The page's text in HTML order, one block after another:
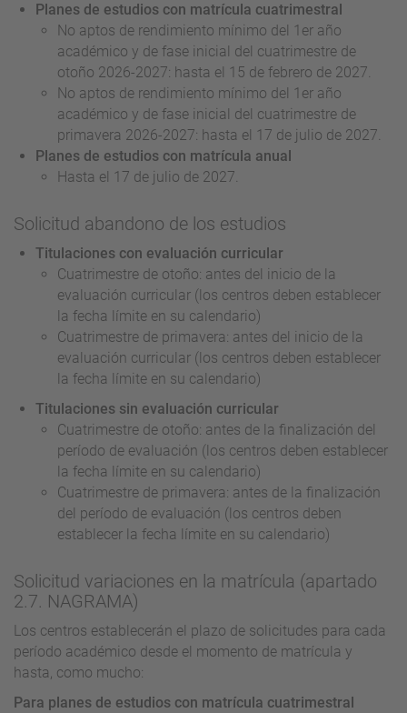
Planes de estudios con matrícula cuatrimestral
No aptos de rendimiento mínimo del 1er año
académico y de fase inicial del cuatrimestre de
otoño 2026-2027: hasta el 15 de febrero de 2027.
No aptos de rendimiento mínimo del 1er año
académico y de fase inicial del cuatrimestre de
primavera 2026-2027: hasta el 17 de julio de 2027.
Planes de estudios con matrícula anual
Hasta el 17 de julio de 2027.
Solicitud abandono de los estudios
Titulaciones con evaluación curricular
Cuatrimestre de otoño: antes del inicio de la
evaluación curricular (los centros deben establecer
la fecha límite en su calendario)
Cuatrimestre de primavera: antes del inicio de la
evaluación curricular (los centros deben establecer
la fecha límite en su calendario)
Titulaciones sin evaluación curricular
Cuatrimestre de otoño: antes de la finalización del
período de evaluación (los centros deben establecer
la fecha límite en su calendario)
Cuatrimestre de primavera: antes de la finalización
del período de evaluación (los centros deben
establecer la fecha límite en su calendario)
Solicitud variaciones en la matrícula (apartado
2.7. NAGRAMA)
Los centros establecerán el plazo de solicitudes para cada
período académico desde el momento de matrícula y
hasta, como mucho:
Para planes de estudios con matrícula cuatrimestral